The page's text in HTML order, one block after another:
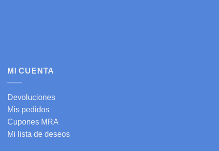
MI CUENTA
Devoluciones
Mis pedidos
Cupones MRA
Mi lista de deseos